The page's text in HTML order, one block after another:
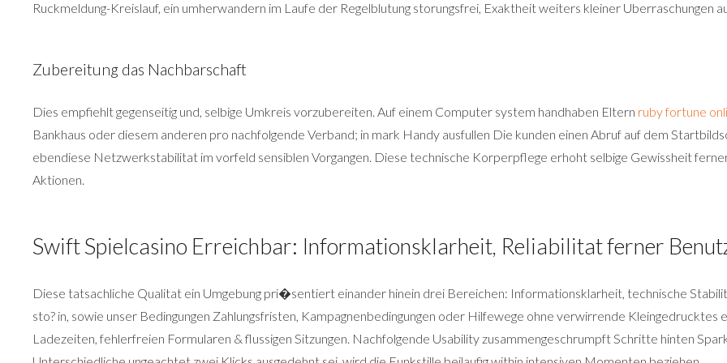
Ruckmeldung-Kreislauf, ein umherwandern im Laufe der Regelblutung storungsfrei, Exaktheit weiters kleiner Uberraschungen
Zubereitung das Nachbarschaft
Dies empfiehlt gegenseitig und, selbige Umkreis vorzubereiten. Auf einem Computer system handhaben Eltern ruby fortune
Bankhaus oder diesem anderen pro nachfolgende Verband; in mark Handy ausfullen Die kunden einen Abruf auf dem
ebendiese Netzwerkstabilitat im vorfeld sensiblen Vorgangen. Diese technische Korperpflege erhoht selbige Gewissheit
Aktionen.
Swift Spielcasino Erreichbar: Informationsklarheit, Reliabilitat ferner
Diese tatsachliche Qualitat ein Umgebung pri�sentiert einander hinein drei Bereichen: Informationsklarheit, technische
sto? in, sowie unser Bedingungen Zahlungsfristen, Kampagnenbedingungen oder Hilfewege ohne verwirrende
Ladezeiten, fehlerfreien Formularen & flussigen Sitzungen. Nachfolgende Usability zusammengeschrumpft Schritte hinten